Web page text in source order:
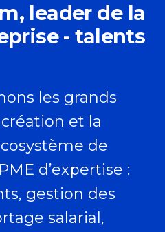
leader de la
- talents
les grands
et la
de
d’expertise :
gestion des
salarial,